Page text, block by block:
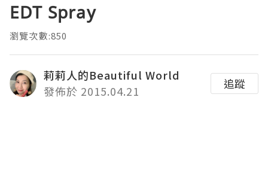
EDT Spray
瀏覽次數:850
莉莉人的Beautiful World
發佈於 2015.04.21
追蹤